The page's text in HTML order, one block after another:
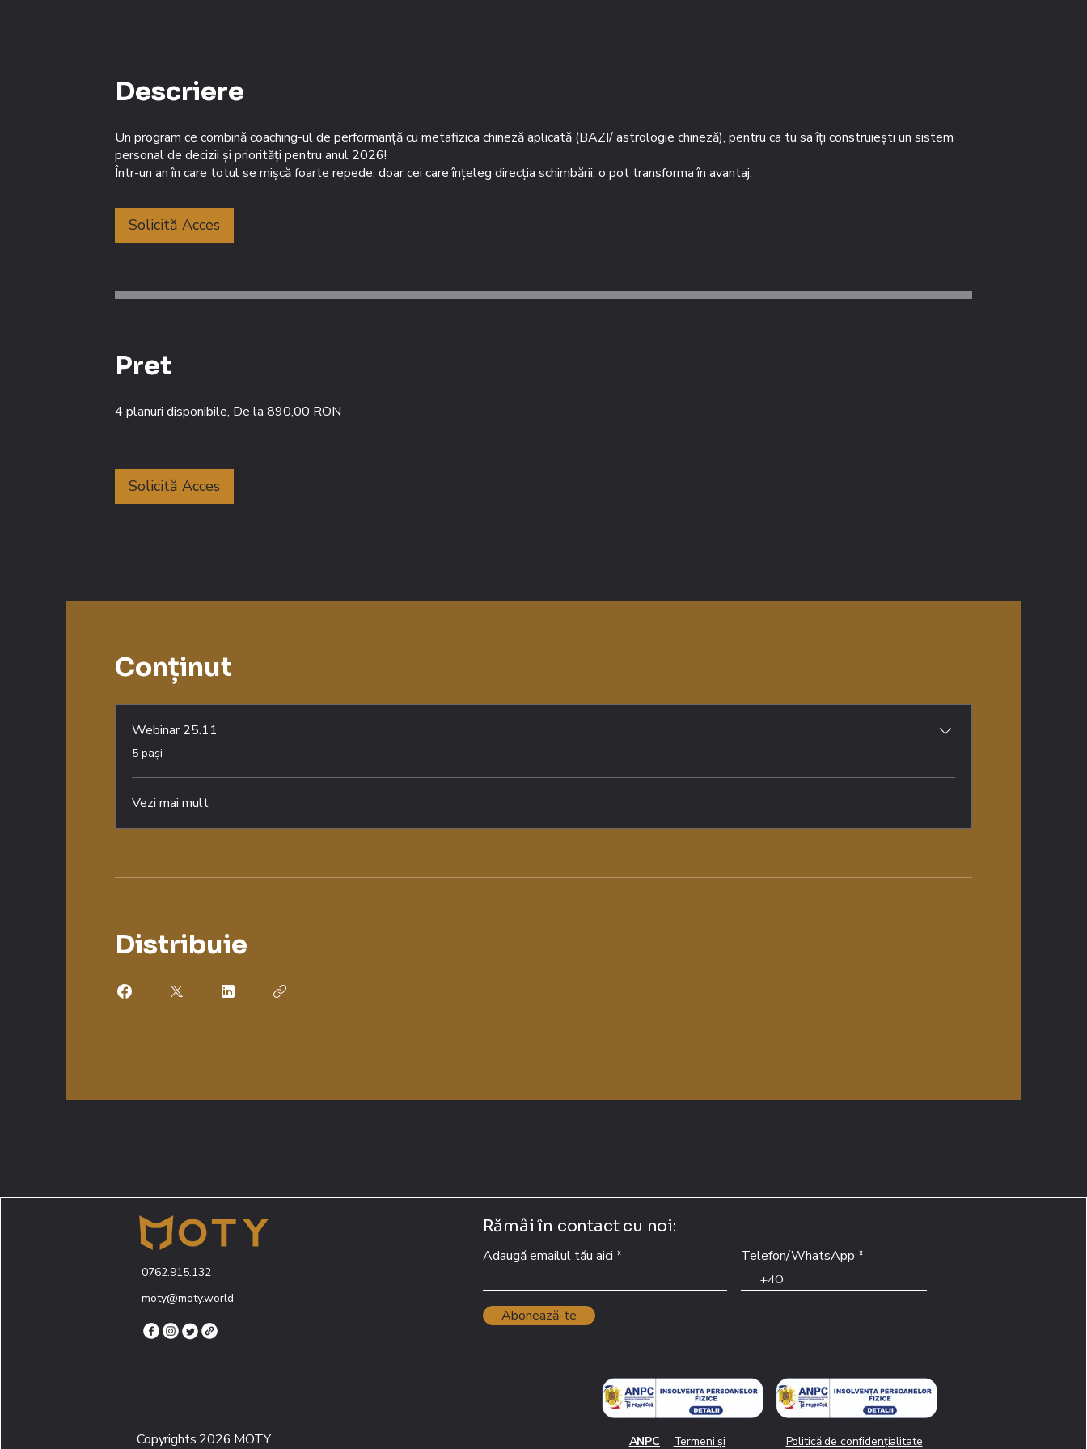
Descriere
Un program ce combină coaching-ul de performanță cu metafizica chineză aplicată (BAZI/ astrologie chineză), pentru ca tu sa îți construiești un sistem
personal de decizii și priorități pentru anul 2026!
Solicită Acces
Pret
4 planuri disponibile, De la 890,00 RON
Solicită Acces
Conținut
Webinar 25.11
.5 pași
Vezi mai mult
Distribuie
0762.915.132
moty@moty.world
Copyrights 2026 MOTY
Rămâi în contact cu noi:
Adaugă emailul tău aici Telefon/WhatsApp
Abonează-te
ANPC Termeni și Politică de confidențialitate